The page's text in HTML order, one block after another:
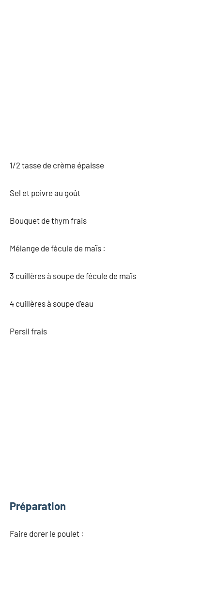
1/2 tasse de crème épaisse
Sel et poivre au goût
Bouquet de thym frais
Mélange de fécule de maïs :
3 cuillères à soupe de fécule de maïs
4 cuillères à soupe d’eau
Persil frais
Préparation
Faire dorer le poulet :